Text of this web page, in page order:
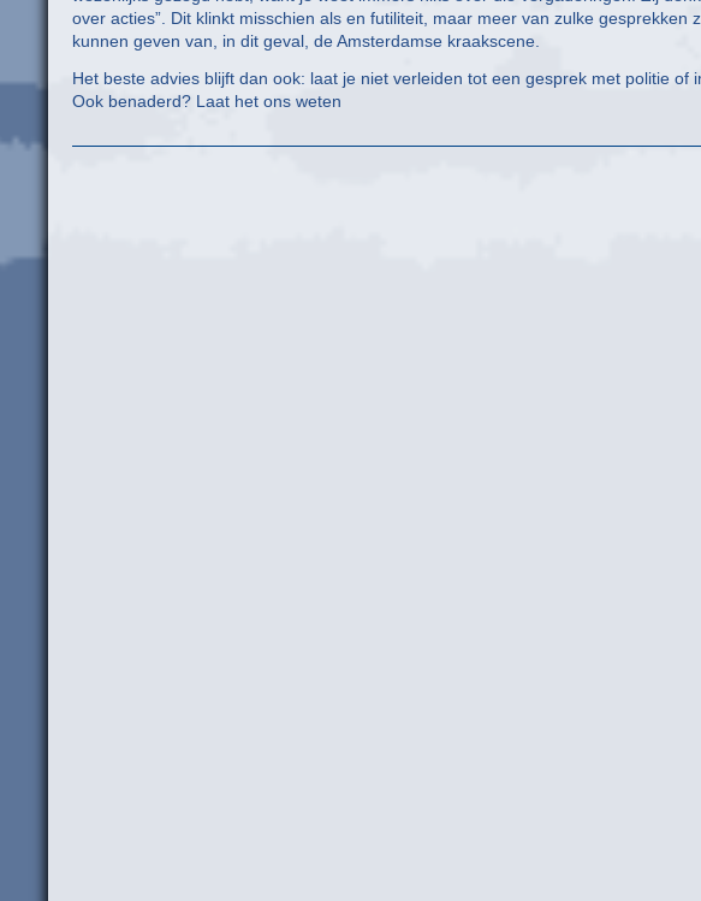
over acties”. Dit klinkt misschien als en futiliteit, maar meer van zulke
kunnen geven van, in dit geval, de Amsterdamse kraakscene.
Het beste advies blijft dan ook: laat je niet verleiden tot een gesprek met politie of
Ook benaderd? Laat het ons weten